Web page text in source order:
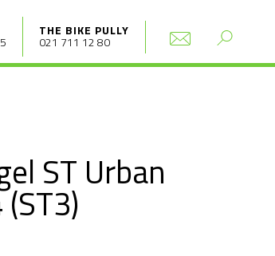
THE BIKE PULLY
021 711 12 80
ST Urban